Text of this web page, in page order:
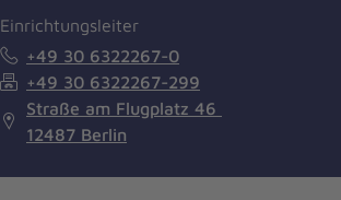
Einrichtungsleiter
+49 30 6322267-0
+49 30 6322267-299
Straße am Flugplatz 46
12487 Berlin